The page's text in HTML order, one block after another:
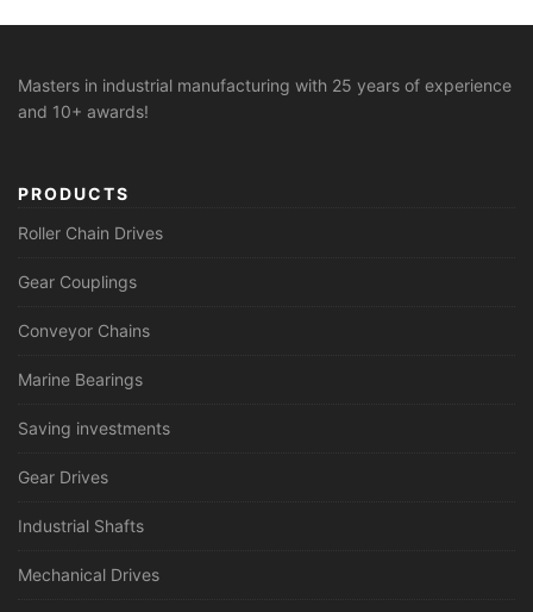
Masters in industrial manufacturing with 25 years of experience
and 10+ awards!
PRODUCTS
Roller Chain Drives
Gear Couplings
Conveyor Chains
Marine Bearings
Saving investments
Gear Drives
Industrial Shafts
Mechanical Drives